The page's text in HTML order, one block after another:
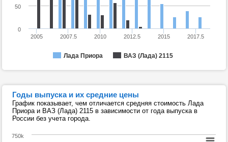
Лада Приора ВАЗ (Лада) 2115
2005 2007.5 2010 2012.5 2015 2017.5
0
50
Годы выпуска и их средние цены
График показывает, чем отличается средняя стоимость Лада
Приора и ВАЗ (Лада) 2115 в зависимости от года выпуска в
России без учета города.
750k